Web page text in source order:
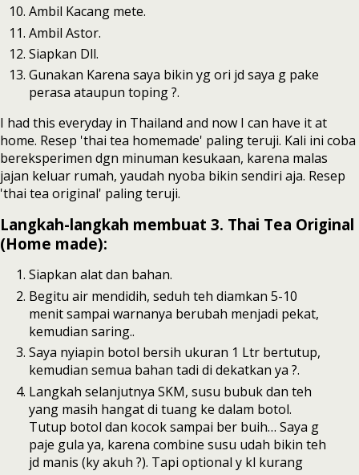
Ambil Kacang mete.
Ambil Astor.
Siapkan Dll.
Gunakan Karena saya bikin yg ori jd saya g pake
perasa ataupun toping ?.
I had this everyday in Thailand and now I can have it at
home. Resep 'thai tea homemade' paling teruji. Kali ini coba
bereksperimen dgn minuman kesukaan, karena malas
jajan keluar rumah, yaudah nyoba bikin sendiri aja. Resep
'thai tea original' paling teruji.
Langkah-langkah membuat 3. Thai Tea Original
(Home made):
Siapkan alat dan bahan.
Begitu air mendidih, seduh teh diamkan 5-10
menit sampai warnanya berubah menjadi pekat,
kemudian saring..
Saya nyiapin botol bersih ukuran 1 Ltr bertutup,
kemudian semua bahan tadi di dekatkan ya ?.
Langkah selanjutnya SKM, susu bubuk dan teh
yang masih hangat di tuang ke dalam botol.
Tutup botol dan kocok sampai ber buih… Saya g
paje gula ya, karena combine susu udah bikin teh
jd manis (ky akuh ?). Tapi optional y kl kurang